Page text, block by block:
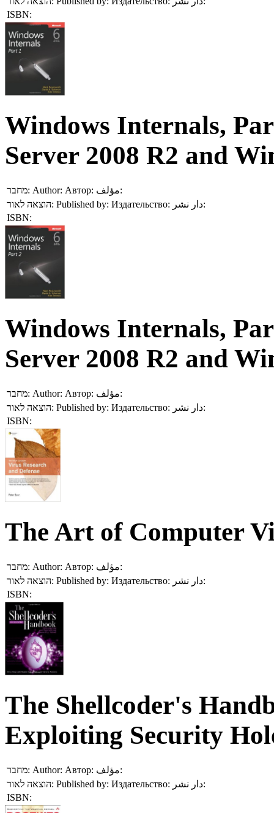
ISBN:
Windows Internals,
Server 2008 R2 and
מחבר: Author: Автор:
مؤلف:
הוצאה לאור: Published by: Издательство:
دار نشر:
ISBN:
Windows Internals,
Server 2008 R2 and
מחבר: Author: Автор:
مؤلف:
הוצאה לאור: Published by: Издательство:
دار نشر:
ISBN:
The Art of Computer
מחבר: Author: Автор:
مؤلف:
הוצאה לאור: Published by: Издательство:
دار نشر:
ISBN:
The Shellcoder's
Exploiting Security
מחבר: Author: Автор:
مؤلف:
הוצאה לאור: Published by: Издательство:
دار نشر:
ISBN: